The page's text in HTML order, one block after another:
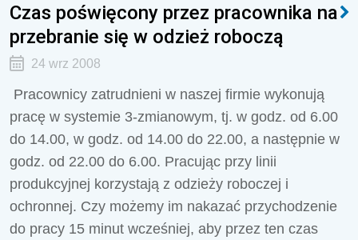
Czas poświęcony przez pracownika na
przebranie się w odzież roboczą
24 wrz 2008
Pracownicy zatrudnieni w naszej firmie wykonują
pracę w systemie 3-zmianowym, tj. w godz. od 6.00
do 14.00, w godz. od 14.00 do 22.00, a następnie w
godz. od 22.00 do 6.00. Pracując przy linii
produkcyjnej korzystają z odzieży roboczej i
ochronnej. Czy możemy im nakazać przychodzenie
do pracy 15 minut wcześniej, aby przez ten czas